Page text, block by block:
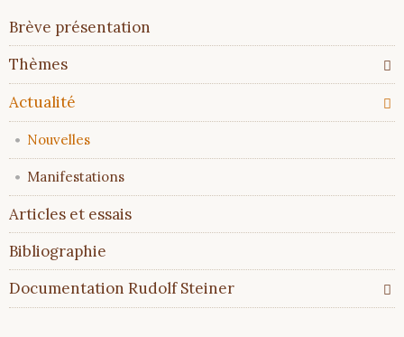
Aller
au
contenu
Brève présentation
Thèmes
Actualité
Nouvelles
Manifestations
Articles et essais
Bibliographie
Documentation Rudolf Steiner